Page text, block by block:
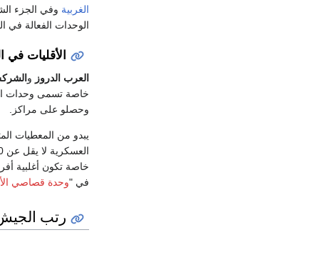
الغربية وفي الجزء
الوحدات الفعالة في
الأقليات
العرب الدروز و
خاصة تسمى وحدات
وحصلو على مراكز.
يبدو من المعطيات
العسكرية لا يقل عن 1200 متطوع سنويا، أغلبيتهم الساحقة من البدو في
خاصة تكون أغلبية
في "وحدة قصاصي
رتب